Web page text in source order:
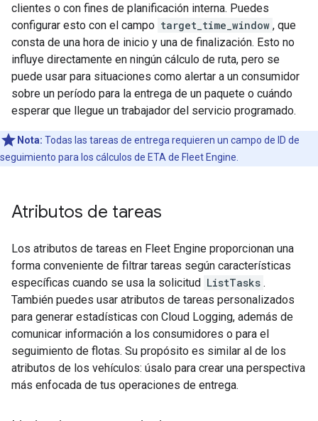
clientes o con fines de planificación interna. Puedes
configurar esto con el campo target_time_window , que
consta de una hora de inicio y una de finalización. Esto no
influye directamente en ningún cálculo de ruta, pero se
puede usar para situaciones como alertar a un consumidor
sobre un período para la entrega de un paquete o cuándo
esperar que llegue un trabajador del servicio programado.
Nota: Todas las tareas de entrega requieren un campo de ID de
seguimiento para los cálculos de ETA de Fleet Engine.
Atributos de tareas
Los atributos de tareas en Fleet Engine proporcionan una
forma conveniente de filtrar tareas según características
específicas cuando se usa la solicitud ListTasks .
También puedes usar atributos de tareas personalizados
para generar estadísticas con Cloud Logging, además de
comunicar información a los consumidores o para el
seguimiento de flotas. Su propósito es similar al de los
atributos de los vehículos: úsalo para crear una perspectiva
más enfocada de tus operaciones de entrega.